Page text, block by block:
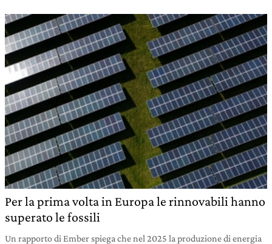
Per la prima volta in Europa le rinnovabili hanno
superato le fossili
Un rapporto di Ember spiega che nel 2025 la produzione di energia